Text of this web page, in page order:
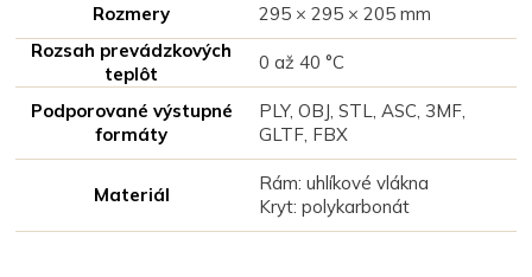
Rozmery
295 × 295 × 205 mm
Rozsah prevádzkových
teplôt
0 až 40 °C
Podporované výstupné
formáty
PLY, OBJ, STL, ASC, 3MF,
GLTF, FBX
Materiál
Rám: uhlíkové vlákna
Kryt: polykarbonát